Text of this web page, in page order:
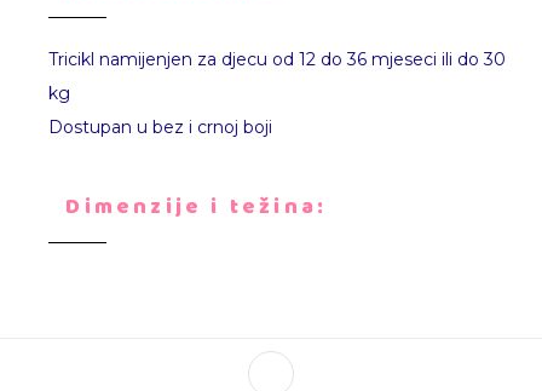
Tricikl namijenjen za djecu od 12 do 36 mjeseci ili do 30
kg
Dostupan u bez i crnoj boji
Dimenzije i težina: